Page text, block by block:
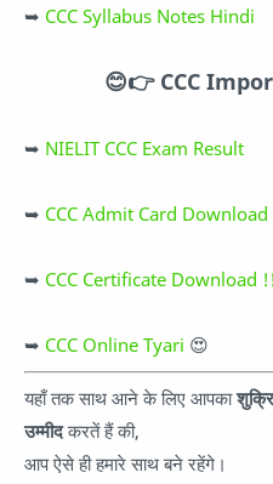
➥ CCC Syllabus Notes Hindi
😊👉 CCC
➥ NIELIT CCC Exam Result
➥ CCC Admit Card Download
➥ CCC Certificate Download !!
➥ CCC Online Tyari 😍
यहाँ तक साथ आने के लिए आपका
उम्मीदकरतें हैं की,
आप ऐसे ही हमारे साथ बने रहेंगे।